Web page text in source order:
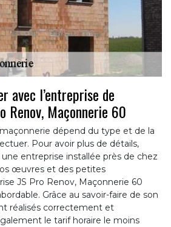
avec l’entreprise de
Renov, Maçonnerie 60
dépend du type et de la
Pour avoir plus de détails,
entreprise installée près de chez
œuvres et des petites
JS Pro Renov, Maçonnerie 60
Grâce au savoir-faire de son
réalisés correctement et
le tarif horaire le moins